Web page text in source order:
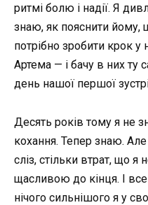
ритмі болю і надії. Я
знаю, як пояснити йому,
потрібно зробити крок у
Артема — і бачу в них ту
день нашої першої
Десять років тому я не
кохання. Тепер знаю.
сліз, стільки втрат, що
щасливою до кінця. І
нічого сильнішого я у